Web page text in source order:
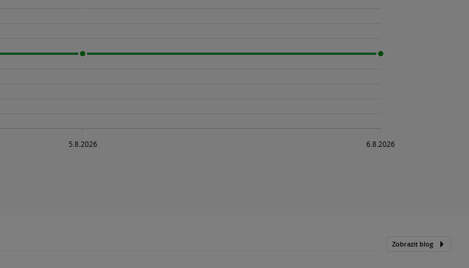
Zobrazit blog